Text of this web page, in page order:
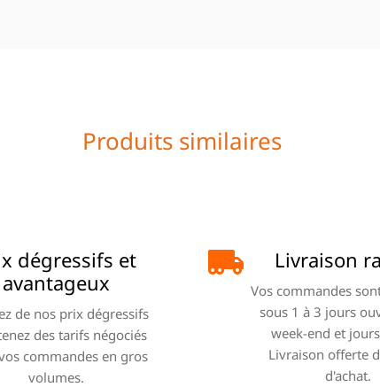
Produits similaires
dégressifs et
avantageux
de nos prix dégressifs
des tarifs négociés
commandes en gros
volumes.
Livraison
Vos commandes
sous 1 à 3 jours
week-end et
Livraison offerte
d'achat.